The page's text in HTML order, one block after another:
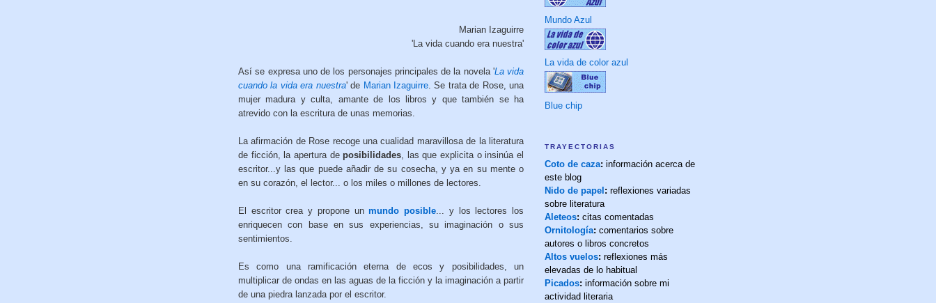
Marian Izaguirre
'La vida cuando era nuestra'
Así se expresa uno de los personajes principales de la novela 'La vida
cuando la vida era nuestra' de Marian Izaguirre. Se trata de Rose, una
mujer madura y culta, amante de los libros y que también se ha
atrevido con la escritura de unas memorias.
La afirmación de Rose recoge una cualidad maravillosa de la literatura
de ficción, la apertura deposibilidades , las que explicita o insinúa el
escritor...y las que puede añadir de su cosecha, y ya en su mente o
en su corazón, el lector... o los miles o millones de lectores.
El escritor crea y propone unmundo posible ... y los lectores los
enriquecen con base en sus experiencias, su imaginación o sus
sentimientos.
Es como una ramificación eterna de ecos y posibilidades, un
multiplicar de ondas en las aguas de la ficción y la imaginación a partir
de una piedra lanzada por el escritor.
Mundo Azul
La vida de color azul
Blue chip
TRAYECTORIAS
Coto de caza: información acerca de
este blog
Nido de papel: reflexiones variadas
sobre literatura
Aleteos: citas comentadas
Ornitología: comentarios sobre
autores o libros concretos
Altos vuelos: reflexiones más
elevadas de lo habitual
Picados: información sobre mi
actividad literaria